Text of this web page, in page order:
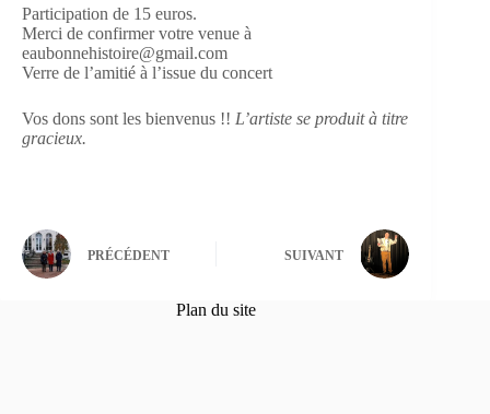
Participation de 15 euros.
Merci de confirmer votre venue à
eaubonnehistoire@gmail.com
Verre de l’amitié à l’issue du concert
Vos dons sont les bienvenus !! L’artiste se produit à titre
gracieux.
PRÉCÉDENT SUIVANT
Plan du site